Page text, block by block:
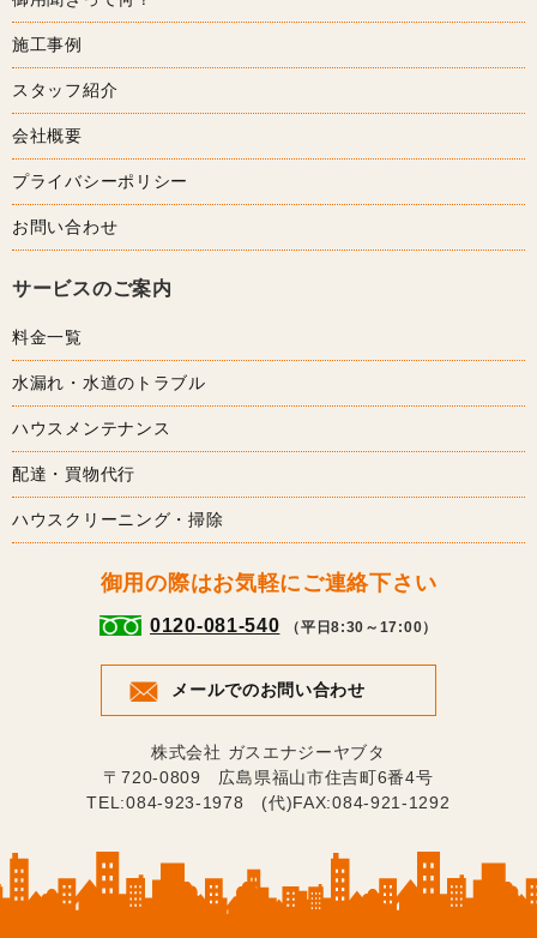
施工事例
スタッフ紹介
会社概要
プライバシーポリシー
お問い合わせ
サービスのご案内
料金一覧
水漏れ・水道のトラブル
ハウスメンテナンス
配達・買物代行
ハウスクリーニング・掃除
御用の際はお気軽にご連絡下さい
0120-081-540 （平日8:30～17:00）
メールでのお問い合わせ
株式会社 ガスエナジーヤブタ
〒720-0809 広島県福山市住吉町6番4号
TEL:084-923-1978 (代)FAX:084-921-1292